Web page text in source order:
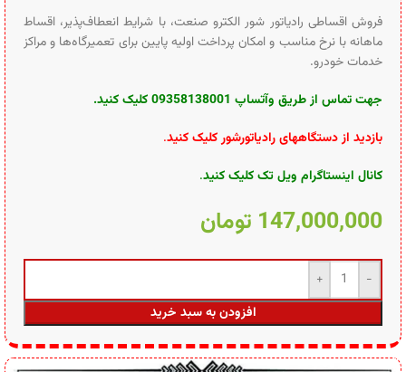
فروش اقساطی رادیاتور شور الکترو صنعت، با شرایط انعطاف‌پذیر، اقساط
ماهانه با نرخ مناسب و امکان پرداخت اولیه پایین برای تعمیرگاه‌ها و مراکز
خدمات خودرو.
جهت تماس از طریق وآتساپ 09358138001 کلیک کنید.
بازدید از دستگاههای رادیاتورشور کلیک کنید.
کانال اینستاگرام ویل تک کلیک کنید.
147,000,000 تومان
افزودن به سبد خرید